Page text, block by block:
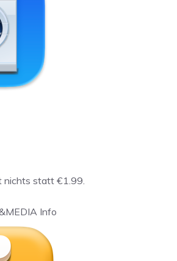
nichts statt €1.99.